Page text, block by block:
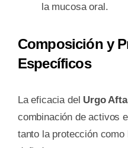
la mucosa oral.
Composición y
Específicos
La eficacia del Urgo
combinación de activos
tanto la protección